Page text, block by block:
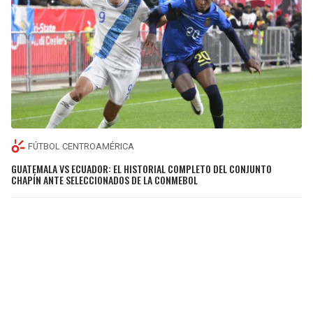
FÚTBOL CENTROAMÉRICA
GUATEMALA VS ECUADOR: EL HISTORIAL COMPLETO DEL CONJUNTO
CHAPÍN ANTE SELECCIONADOS DE LA CONMEBOL